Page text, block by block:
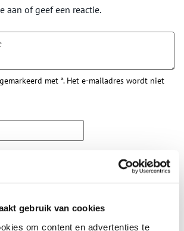
gebruik van cookies
om content en advertenties te
aan of geef een reactie.
met *. Het e-mailadres wordt niet
u op de hoogte gehouden wil worden.